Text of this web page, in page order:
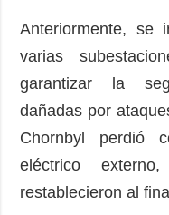
Anteriormente, se
varias
garantizar la
dañadas por
Chornbyl perdió
eléctrico
restablecieron al